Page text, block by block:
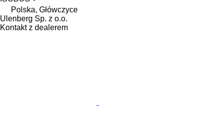
Polska, Główczyce
Ulenberg Sp. z o.o.
Kontakt z dealerem